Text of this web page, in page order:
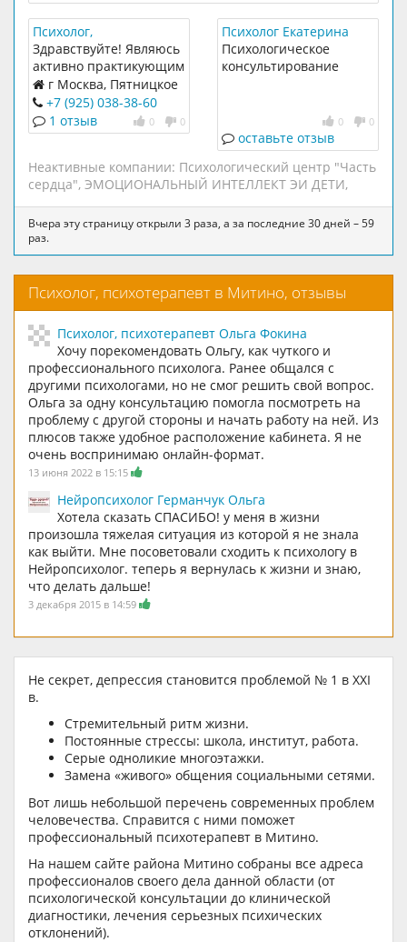
Психолог,
психотерапевт Ольга
Фокина
Здравствуйте! Являюсь
активно практикующим
психологом и
психотерапевтом.
Смотрю в глубину,
умею работать с
процессами.
Эффективно работаю с
низкой самооценкой,
страхами, тревогой,
проблемами в сфере
отношений,
созависимыми
отношениями. Помогу
прожить расставание,
развод, измену.
г Москва, Пятницкое
шоссе 37
+7 (925) 038-38-60
0 0
1 отзыв
Психолог Екатерина
Антонова
Психологическое
консультирование
0 0
оставьте отзыв
Неактивные компании: Психологический центр "Часть
сердца", ЭМОЦИОНАЛЬНЫЙ ИНТЕЛЛЕКТ ЭИ ДЕТИ,
Вчера эту страницу открыли 3 раза, а за последние 30 дней – 59
раз.
Психолог, психотерапевт в Митино, отзывы
Психолог, психотерапевт Ольга Фокина
Хочу порекомендовать Ольгу, как чуткого и
профессионального психолога. Ранее общался с
другими психологами, но не смог решить свой вопрос.
Ольга за одну консультацию помогла посмотреть на
проблему с другой стороны и начать работу на ней. Из
плюсов также удобное расположение кабинета. Я не
очень воспринимаю онлайн-формат.
13 июня 2022 в 15:15
Нейропсихолог Германчук Ольга
Хотела сказать СПАСИБО! у меня в жизни
произошла тяжелая ситуация из которой я не знала
как выйти. Мне посоветовали сходить к психологу в
Нейропсихолог. теперь я вернулась к жизни и знаю,
что делать дальше!
3 декабря 2015 в 14:59
Не секрет, депрессия становится проблемой № 1 в XXI
в.
Стремительный ритм жизни.
Постоянные стрессы: школа, институт, работа.
Серые одноликие многоэтажки.
Замена «живого» общения социальными сетями.
Вот лишь небольшой перечень современных проблем
человечества. Справится с ними поможет
профессиональный психотерапевт в Митино.
На нашем сайте района Митино собраны все адреса
профессионалов своего дела данной области (от
психологической консультации до клинической
диагностики, лечения серьезных психических
отклонений).